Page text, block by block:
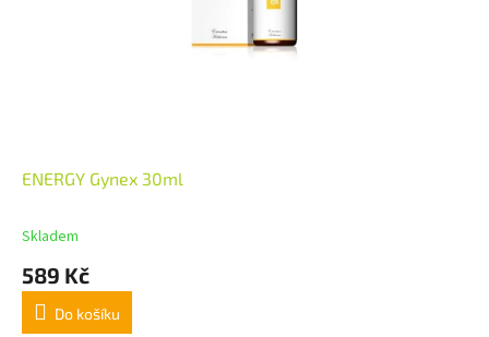
ENERGY Gynex 30ml
Skladem
589 Kč
Do košíku